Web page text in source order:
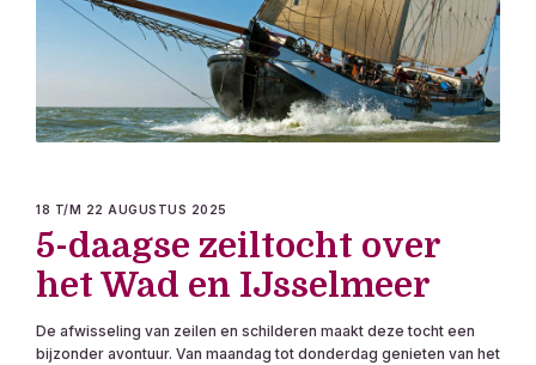
18 T/M 22 AUGUSTUS 2025
5-daagse zeiltocht over
het Wad en IJsselmeer
De afwisseling van zeilen en schilderen maakt deze tocht een
bijzonder avontuur. Van maandag tot donderdag genieten van het